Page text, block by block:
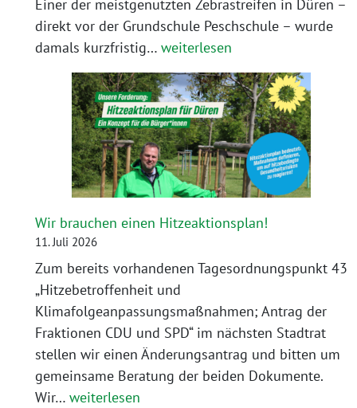
Einer der meistgenutzten Zebrastreifen in Düren –
direkt vor der Grundschule Peschschule – wurde
damals kurzfristig… Erfolg:
Zebrastreifen
wieder
da
!
weiterlesen
Wir brauchen einen Hitzeaktionsplan!
11. Juli 2026
Zum bereits vorhandenen Tagesordnungspunkt 43
„Hitzebetroffenheit und
Klimafolgeanpassungsmaßnahmen; Antrag der
Fraktionen CDU und SPD“ im nächsten Stadtrat
stellen wir einen Änderungsantrag und bitten um
gemeinsame Beratung der beiden Dokumente.
Wir… Wir
weiterlesen